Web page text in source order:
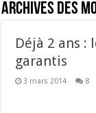
Archives des
Déjà 2 ans
garantis
3 mars 2014 8